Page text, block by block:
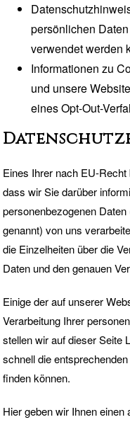
persönlichen
verwendet werden
Informationen zu
und unsere
einesOpt-Out-
Eines Ihrer nach EU-
dass wir Sie darüber
personenbezogenen
genannt) von uns
die Einzelheiten über die
Daten und den genauen
Einige der auf unserer
Verarbeitung Ihrer
stellen wir auf dieser Seite
schnell die
finden können.
Hier geben wir Ihnen